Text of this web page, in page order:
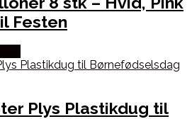
Festen
Plys Plastikdug til